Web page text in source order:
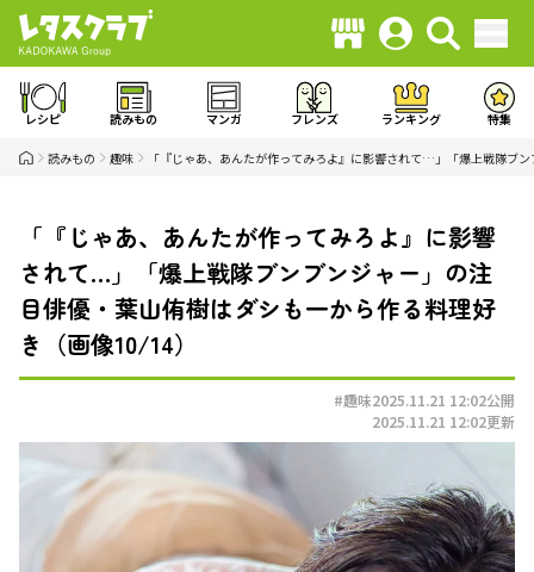
レシピ 読みもの マンガ フレンズ ランキング 特集
読みもの 趣味 「『じゃあ、あんたが作ってみろよ』に影響されて…」「爆上戦隊ブ
「『じゃあ、あんたが作ってみろよ』に影響
されて…」「爆上戦隊ブンブンジャー」の注
目俳優・葉山侑樹はダシも一から作る料理好
き（画像10/14）
#趣味2025.11.21 12:02公開
2025.11.21 12:02更新